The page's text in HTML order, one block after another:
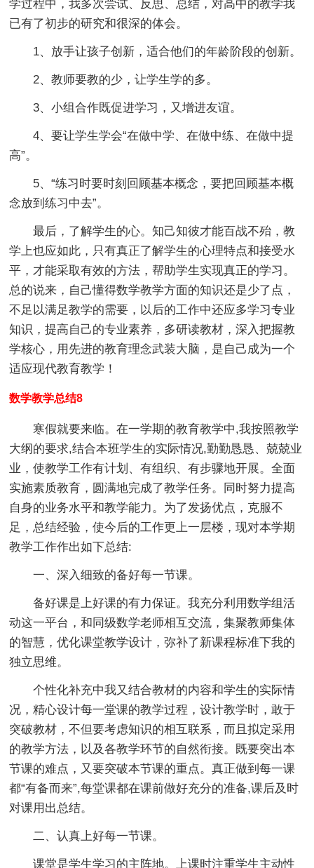
学过程中，我多次尝试、反思、总结，对高中的教学我
已有了初步的研究和很深的体会。
1、放手让孩子创新，适合他们的年龄阶段的创新。
2、教师要教的少，让学生学的多。
3、小组合作既促进学习，又增进友谊。
4、要让学生学会“在做中学、在做中练、在做中提
高”。
5、“练习时要时刻回顾基本概念，要把回顾基本概
念放到练习中去”。
最后，了解学生的心。知己知彼才能百战不殆，教
学上也应如此，只有真正了解学生的心理特点和接受水
平，才能采取有效的方法，帮助学生实现真正的学习。
总的说来，自己懂得数学教学方面的知识还是少了点，
不足以满足教学的需要，以后的工作中还应多学习专业
知识，提高自己的专业素养，多研读教材，深入把握教
学核心，用先进的教育理念武装大脑，是自己成为一个
适应现代教育教学！
数学教学总结8
寒假就要来临。在一学期的教育教学中,我按照教学
大纲的要求,结合本班学生的实际情况,勤勤恳恳、兢兢业
业，使教学工作有计划、有组织、有步骤地开展。全面
实施素质教育，圆满地完成了教学任务。同时努力提高
自身的业务水平和教学能力。为了发扬优点，克服不
足，总结经验，使今后的工作更上一层楼，现对本学期
教学工作作出如下总结:
一、深入细致的备好每一节课。
备好课是上好课的有力保证。我充分利用数学组活
动这一平台，和同级数学老师相互交流，集聚教师集体
的智慧，优化课堂教学设计，弥补了新课程标准下我的
独立思维。
个性化补充中我又结合教材的内容和学生的实际情
况，精心设计每一堂课的教学过程，设计教学时，敢于
突破教材，不但要考虑知识的相互联系，而且拟定采用
的教学方法，以及各教学环节的自然衔接。既要突出本
节课的难点，又要突破本节课的重点。真正做到每一课
都“有备而来”,每堂课都在课前做好充分的准备,课后及时
对课用出总结。
二、认真上好每一节课。
课堂是学生学习的主阵地。上课时注重学生主动性